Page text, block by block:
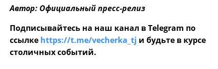
Автор: Официальный пресс-релиз
Подписывайтесь на наш канал в Telegram по
ссылке https://t.me/vecherka_tj и будьте в курсе
столичных событий.